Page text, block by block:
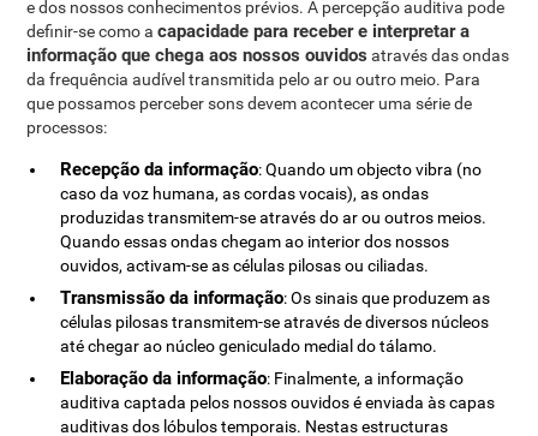
e dos nossos conhecimentos prévios. A percepção auditiva pode
definir-se como acapacidade para receber e interpretar a
informação que chega aos nossos ouvidos através das ondas
da frequência audível transmitida pelo ar ou outro meio. Para
que possamos perceber sons devem acontecer uma série de
processos:
Recepção da informação: Quando um objecto vibra (no
caso da voz humana, as cordas vocais), as ondas
produzidas transmitem-se através do ar ou outros meios.
Quando essas ondas chegam ao interior dos nossos
ouvidos, activam-se as células pilosas ou ciliadas.
Transmissão da informação: Os sinais que produzem as
células pilosas transmitem-se através de diversos núcleos
até chegar ao núcleo geniculado medial do tálamo.
Elaboração da informação: Finalmente, a informação
auditiva captada pelos nossos ouvidos é enviada às capas
auditivas dos lóbulos temporais. Nestas estructuras